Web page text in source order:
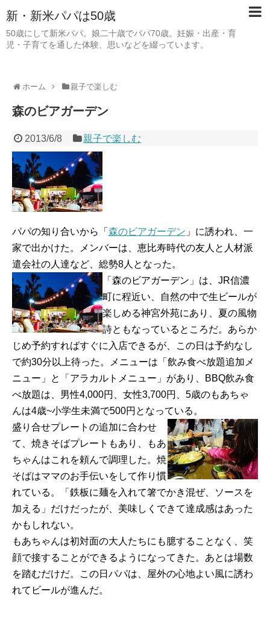
新・新米パパは50歳
50歳にして新米パパ。娘二十歳でパパ70歳。妊娠・出産・育
児・子育てを通した体験、思いなどを綴っています。
ホーム 親子で楽しむ
森のビアガーデン
2013/6/8 親子で楽しむ
パパの知り合いから「 森のビアガーデン 」に誘われ、一
家で出かけた。メンバーは、恵比寿時代の友人と人材派
遣会社の人達など、総勢8人となった。
「森のビアガーデン」は、JR信濃
町に程近い、自然の中で生ビールが
楽しめる神宮外苑にあり、夏の風物
詩ともなっているところだ。あらか
じめ予約すればすぐに入店できるが、この日は予約なし
で約30分以上待った。メニューは「飲み食べ放題追加メ
ニュー」と「アラカルトメニュー」があり、BBQ飲み食
べ放題は、男性4,000円、女性3,700円、5歳のもあちゃ
んは4歳~小学生未満で500円となっている。
盛り合せプレートの追加に合わせ
て、焼きそばプレートもあり、もあ
ちゃんはこれを頼んで調理した。焼
そばはママのお手伝いをして作り慣
れている。「鉄板に麺を入れて箸でかき混ぜ、ソースを
加える」だけだったが、美味しくできて達成感はあった
かもしれない。
もあちゃんは初対面の大人たちにも臆することなく、笑
顔で接することができるようになってきた。あとは場数
を踏むだけだ。この日パパは、屋外の心地よい風に誘わ
れてビールが進んだ。